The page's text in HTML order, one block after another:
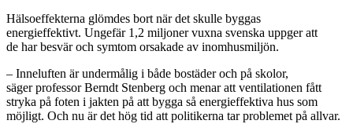
Hälsoeffekterna glömdes bort när det skulle byggas
energieffektivt. Ungefär 1,2 miljoner vuxna svenska uppger att
de har besvär och symtom orsakade av inomhusmiljön.
– Inneluften är undermålig i både bostäder och på skolor,
säger professor Berndt Stenberg och menar att ventilationen fått
stryka på foten i jakten på att bygga så energieffektiva hus som
möjligt. Och nu är det hög tid att politikerna tar problemet på allvar.